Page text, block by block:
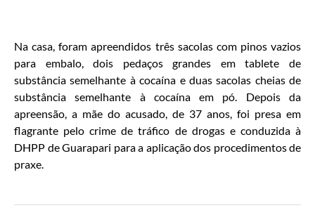
Na casa, foram apreendidos três sacolas com pinos vazios
para embalo, dois pedaços grandes em tablete de
substância semelhante à cocaína e duas sacolas cheias de
substância semelhante à cocaína em pó. Depois da
apreensão, a mãe do acusado, de 37 anos, foi presa em
flagrante pelo crime de tráfico de drogas e conduzida à
DHPP de Guarapari para a aplicação dos procedimentos de
praxe.